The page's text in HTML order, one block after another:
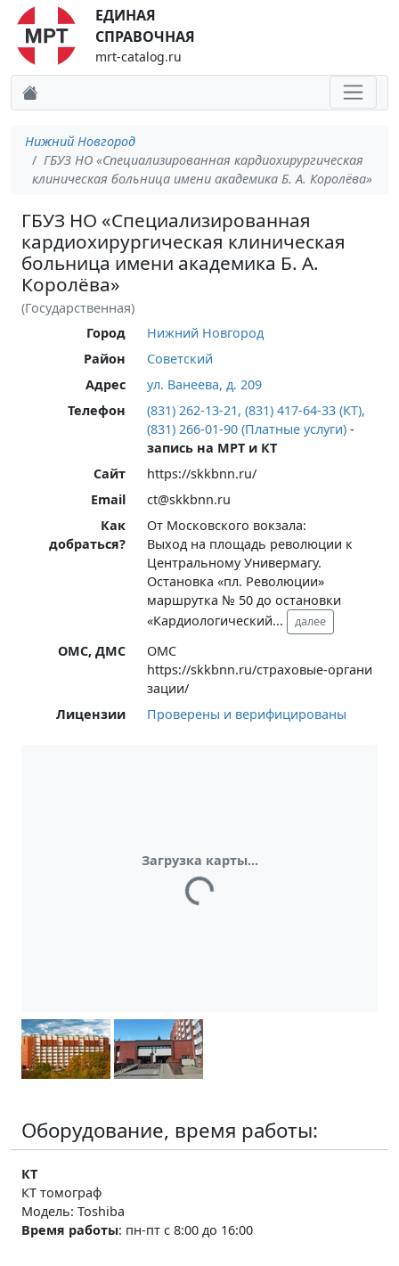
ЕДИНАЯ
СПРАВОЧНАЯ
mrt-catalog.ru
Нижний Новгород
ГБУЗ НО «Специализированная кардиохирургическая
клиническая больница имени академика Б. А. Королёва»
ГБУЗ НО «Специализированная
кардиохирургическая клиническая
больница имени академика Б. А.
Королёва»
(Государственная)
Город
Нижний Новгород
Район
Советский
Адрес
ул. Ванеева, д. 209
Телефон
(831) 262-13-21, (831) 417-64-33 (КТ),
(831) 266-01-90 (Платные услуги) -
запись на МРТ и КТ
Сайт
https://skkbnn.ru/
Email
ct@skkbnn.ru
Как
добраться?
От Московского вокзала:
Выход на площадь революции к
Центральному Универмагу.
Остановка «пл. Революции»
маршрутка № 50 до остановки
«Кардиологический... далее
ОМС, ДМС
ОМС
https://skkbnn.ru/страховые-органи
зации/
Лицензии
Проверены и верифицированы
Загрузка карты...
Оборудование, время работы:
КТ
КТ томограф
Модель: Toshiba
Время работы: пн-пт с 8:00 до 16:00